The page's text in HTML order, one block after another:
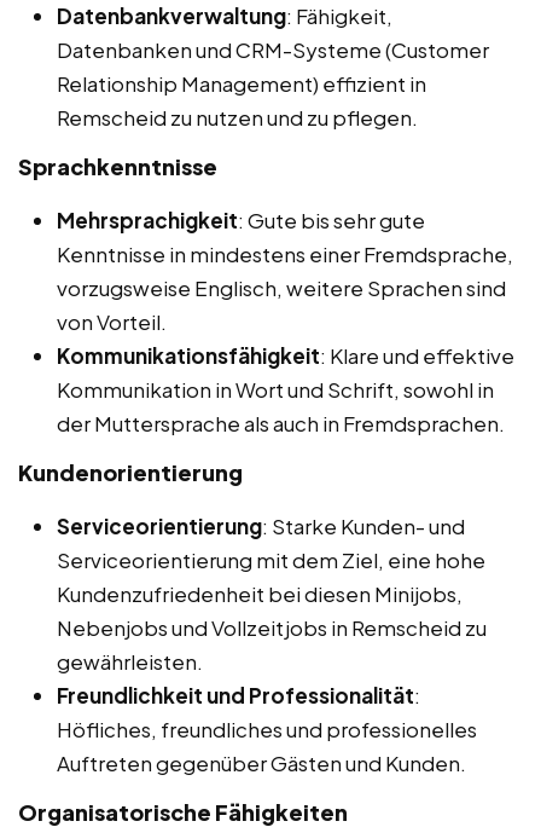
Datenbankverwaltung: Fähigkeit,
Datenbanken und CRM-Systeme (Customer
Relationship Management) effizient in
Remscheid zu nutzen und zu pflegen.
Sprachkenntnisse
Mehrsprachigkeit: Gute bis sehr gute
Kenntnisse in mindestens einer Fremdsprache,
vorzugsweise Englisch, weitere Sprachen sind
von Vorteil.
Kommunikationsfähigkeit: Klare und effektive
Kommunikation in Wort und Schrift, sowohl in
der Muttersprache als auch in Fremdsprachen.
Kundenorientierung
Serviceorientierung: Starke Kunden- und
Serviceorientierung mit dem Ziel, eine hohe
Kundenzufriedenheit bei diesen Minijobs,
Nebenjobs und Vollzeitjobs in Remscheid zu
gewährleisten.
Freundlichkeit und Professionalität:
Höfliches, freundliches und professionelles
Auftreten gegenüber Gästen und Kunden.
Organisatorische Fähigkeiten